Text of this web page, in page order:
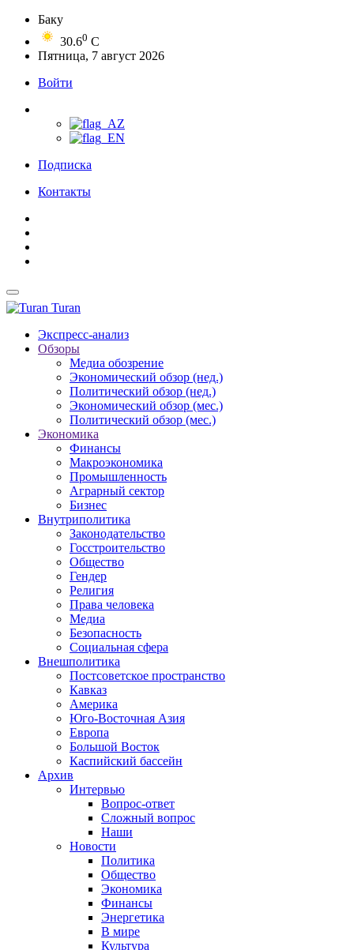
Баку
30.60 C
Пятница, 7 август 2026
Войти
Подписка
Контакты
Turan
Экспресс-анализ
Обзоры
Медиа обозрение
Экономический обзор (нед.)
Политический обзор (нед.)
Экономический обзор (мес.)
Политический обзор (мес.)
Экономика
Финансы
Макроэкономика
Промышленность
Аграрный сектор
Бизнес
Внутриполитика
Законодательство
Госстроительство
Общество
Гендер
Религия
Права человека
Медиа
Безопасность
Социальная сфера
Внешполитика
Постсоветское пространство
Кавказ
Америка
Юго-Восточная Азия
Европа
Большой Восток
Каспийский бассейн
Архив
Интервью
Вопрос-ответ
Сложный вопрос
Наши
Новости
Политика
Общество
Экономика
Финансы
Энергетика
В мире
Культура